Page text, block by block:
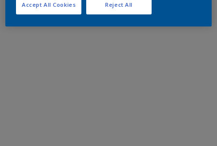
Reject All
Accept All Cookies